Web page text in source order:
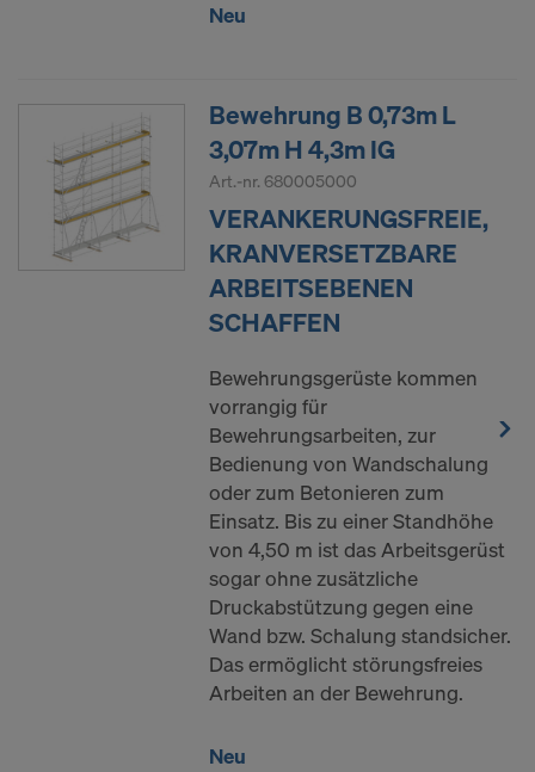
Neu
Bewehrung B 0,73m L
3,07m H 4,3m IG
Art.-nr. 680005000
VERANKERUNGSFREIE,
KRANVERSETZBARE
ARBEITSEBENEN
SCHAFFEN
Bewehrungsgerüste kommen
vorrangig für
Bewehrungsarbeiten, zur
Bedienung von Wandschalung
oder zum Betonieren zum
Einsatz. Bis zu einer Standhöhe
von 4,50 m ist das Arbeitsgerüst
sogar ohne zusätzliche
Druckabstützung gegen eine
Wand bzw. Schalung standsicher.
Das ermöglicht störungsfreies
Arbeiten an der Bewehrung.
Neu